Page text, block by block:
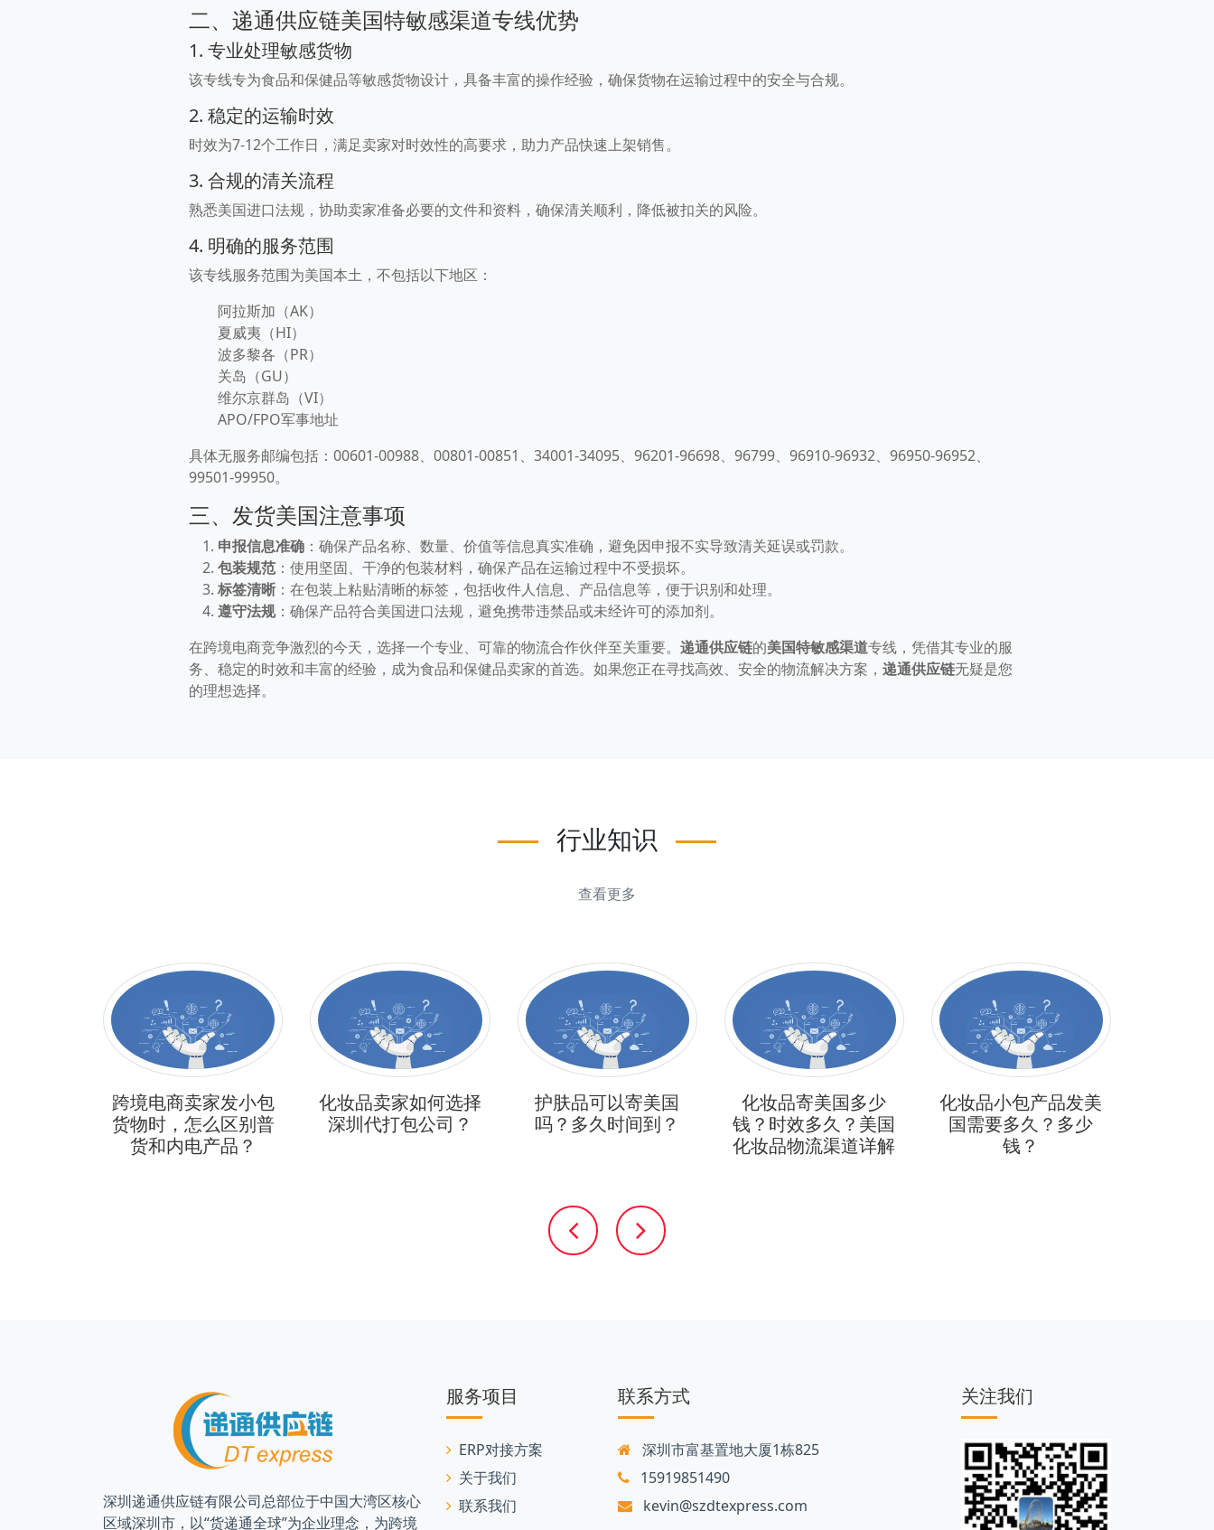
二、递通供应链美国特敏感渠道专线优势
1. 专业处理敏感货物
该专线专为食品和保健品等敏感货物设计，具备丰富的操作经验，确保货物在运输过程中的安全与合规。
2. 稳定的运输时效
时效为7-12个工作日，满足卖家对时效性的高要求，助力产品快速上架销售。
3. 合规的清关流程
熟悉美国进口法规，协助卖家准备必要的文件和资料，确保清关顺利，降低被扣关的风险。
4. 明确的服务范围
该专线服务范围为美国本土，不包括以下地区：
阿拉斯加（AK）
夏威夷（HI）
波多黎各（PR）
关岛（GU）
维尔京群岛（VI）
APO/FPO军事地址
具体无服务邮编包括：00601-00988、00801-00851、34001-34095、96201-96698、96799、96910-96932、96950-96952、
99501-99950。
三、发货美国注意事项
申报信息准确 ：确保产品名称、数量、价值等信息真实准确，避免因申报不实导致清关延误或罚款。
包装规范 ：使用坚固、干净的包装材料，确保产品在运输过程中不受损坏。
标签清晰 ：在包装上粘贴清晰的标签，包括收件人信息、产品信息等，便于识别和处理。
遵守法规：确保产品符合美国进口法规，避免携带违禁品或未经许可的添加剂。
在跨境电商竞争激烈的今天，选择一个专业、可靠的物流合作伙伴至关重要。 递通供应链的美国特敏感渠道专线，凭借其专业的服
务、稳定的时效和丰富的经验，成为食品和保健品卖家的首选。如果您正在寻找高效、安全的物流解决方案， 递通供应链无疑是您
的理想选择。
行业知识
查看更多
跨境电商卖家发小包
货物时，怎么区别普
货和内电产品？
化妆品卖家如何选择
深圳代打包公司？
护肤品可以寄美国
吗？多久时间到？
化妆品寄美国多少
钱？时效多久？美国
化妆品物流渠道详解
化妆品小包产品发美
国需要多久？多少
钱？
深圳递通供应链有限公司总部位于中国大湾区核心
区域深圳市，以“货递通全球”为企业理念，为跨境
服务项目
ERP对接方案
关于我们
联系我们
联系方式
深圳市富基置地大厦1栋825
15919851490
kevin@szdtexpress.com
关注我们